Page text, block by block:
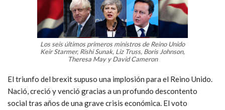
Los seis últimos primeros ministros de Reino Unido
Keir Starmer, Rishi Sunak, Liz Truss, Boris Johnson,
Theresa May y David Cameron
El triunfo del brexit supuso una implosión para el Reino Unido.
Nació, creció y venció gracias a un profundo descontento
social tras años de una grave crisis económica. El voto